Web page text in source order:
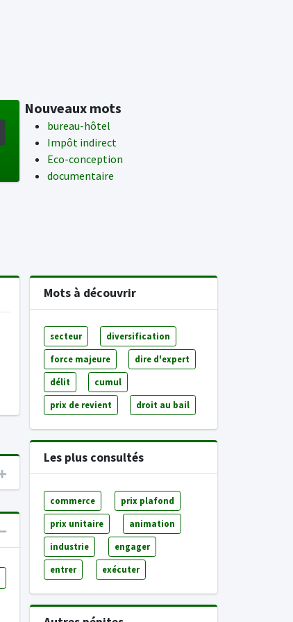
Nouveaux mots
bureau-hôtel
Impôt indirect
Eco-conception
documentaire
Mots à découvrir
secteur diversification
force majeure dire d'expert
délit cumul
prix de revient droit au bail
Les plus consultés
commerce prix plafond
prix unitaire animation
industrie engager
entrer exécuter